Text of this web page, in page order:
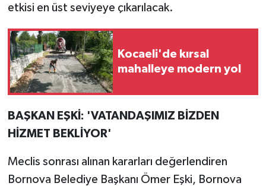
etkisi en üst seviyeye çıkarılacak.
Kocaeli'de kırsal
mahalleye modern yol
BAŞKAN EŞKİ: 'VATANDAŞIMIZ BİZDEN
HİZMET BEKLİYOR'
Meclis sonrası alınan kararları değerlendiren
Bornova Belediye Başkanı Ömer Eşki, Bornova